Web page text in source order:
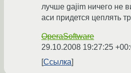
лучше gajim ничего не
аси придется цеплять
OperaSoftware
29.10.2008 19:27:25
Ссылка